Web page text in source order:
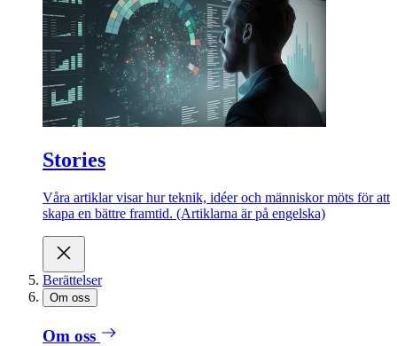
Stories
Våra artiklar visar hur teknik, idéer och människor möts för att
skapa en bättre framtid. (Artiklarna är på engelska)
Berättelser
Om oss
Om oss